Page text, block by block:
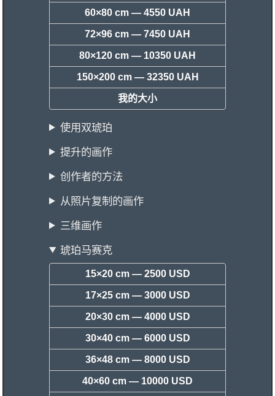
60×80 cm — 4550 UAH
72×96 cm — 7450 UAH
80×120 cm — 10350 UAH
150×200 cm — 32350 UAH
我的大小
使用双琥珀
提升的画作
创作者的方法
从照片复制的画作
三维画作
琥珀马赛克
15×20 cm — 2500 USD
17×25 cm — 3000 USD
20×30 cm — 4000 USD
30×40 cm — 6000 USD
36×48 cm — 8000 USD
40×60 cm — 10000 USD